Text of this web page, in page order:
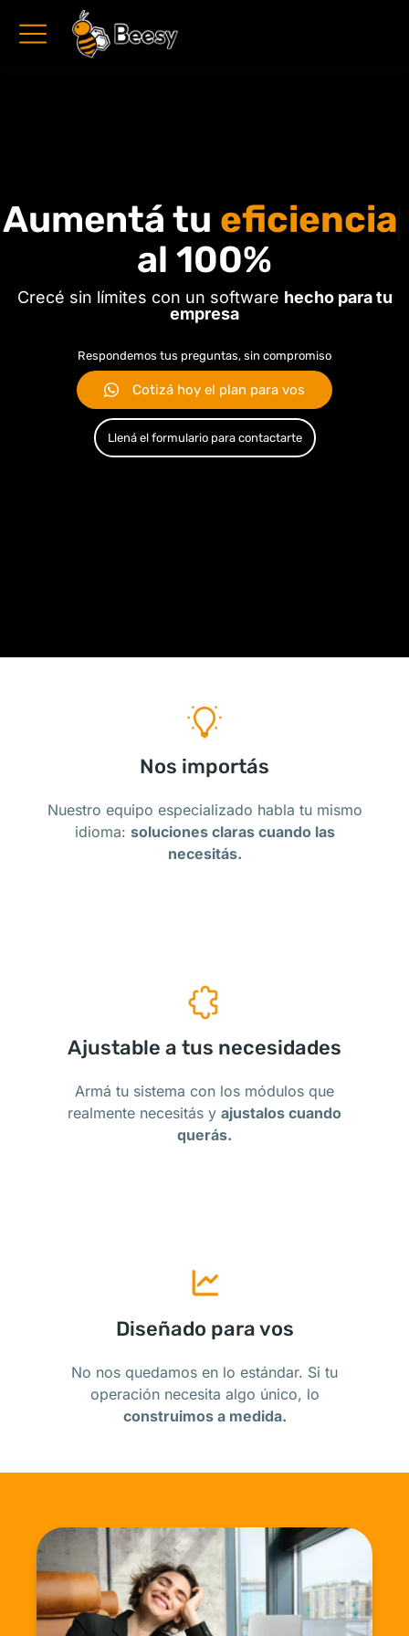
Aumentá tueficiencia
al 100%
Crecé sin límites con un software hecho para tu
empresa
Respondemos tus preguntas, sin compromiso
Cotizá hoy el plan para vos
Llená el formulario para contactarte
Nos importás
Nuestro equipo especializado habla tu mismo
idioma: soluciones claras cuando las
necesitás.
Ajustable a tus necesidades
Armá tu sistema con los módulos que
realmente necesitás y ajustalos cuando
querás.
Diseñado para vos
No nos quedamos en lo estándar. Si tu
operación necesita algo único, lo
construimos a medida.